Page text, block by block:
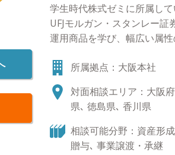
学生時代株式ゼミに所属し
UFJモルガン・スタンレー
運用商品を学び、幅広い属
アの海外研修等を経験。
る姿勢に感銘を受け、2018
様へ提案ありきの関係性は
ンを強めていくことが大事
お客さまから頂けるような
かったと感じる時です。 転
所属拠点：大阪本社
対面相談エリア：大阪
県､ 徳島県､ 香川県
相談可能分野：資産形
贈与､ 事業譲渡・承継